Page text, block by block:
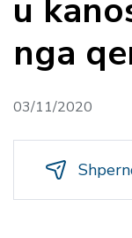
u
nga
03/11/2020